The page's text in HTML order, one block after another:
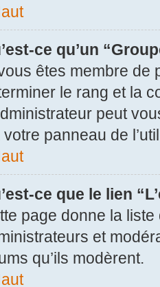
ce qu’un
êtes membre de
le rang et la
peut
panneau de
ce que le lien
page donne la
et
qu’ils modèrent.